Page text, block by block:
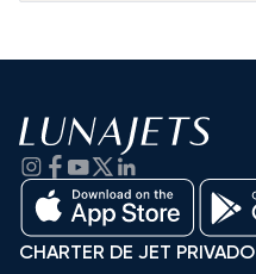
CHARTER DE JET PRIVADO